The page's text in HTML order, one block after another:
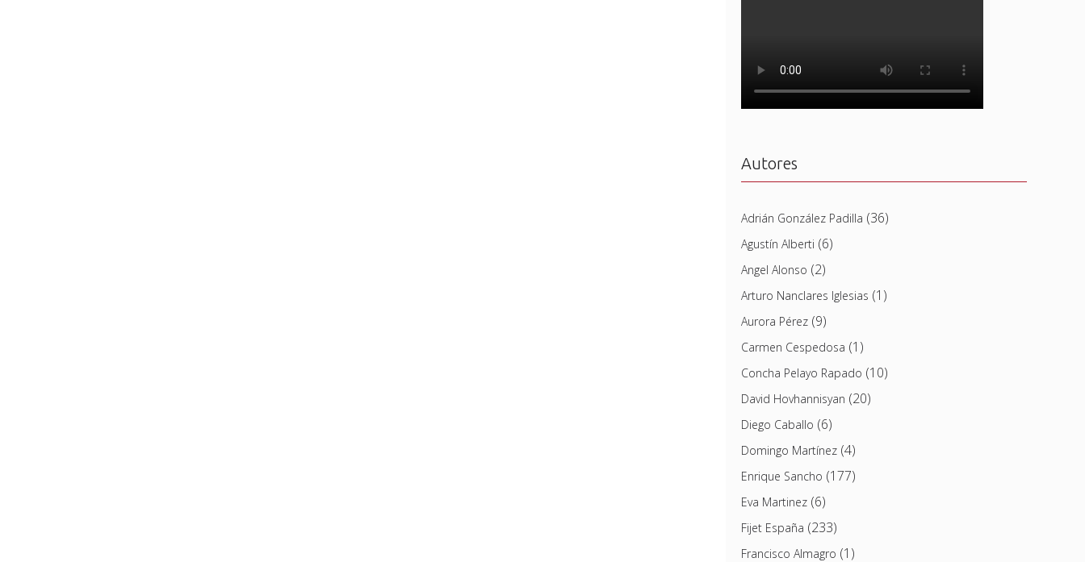
Autores
Adrián González Padilla (36)
Agustín Alberti (6)
Angel Alonso (2)
Arturo Nanclares Iglesias (1)
Aurora Pérez(9)
Carmen Cespedosa (1)
Concha Pelayo Rapado (10)
David Hovhannisyan (20)
Diego Caballo (6)
Domingo Martínez(4)
Enrique Sancho (177)
Eva Martinez(6)
Fijet España (233)
Francisco Almagro (1)